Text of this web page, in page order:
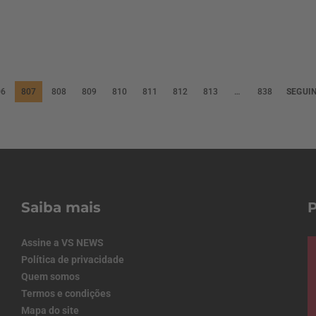
807 808 809 810 811 812 813 … 838
Saiba mais
Assine a VS NEWS
Política de privacidade
Quem somos
Termos e condições
Mapa do site